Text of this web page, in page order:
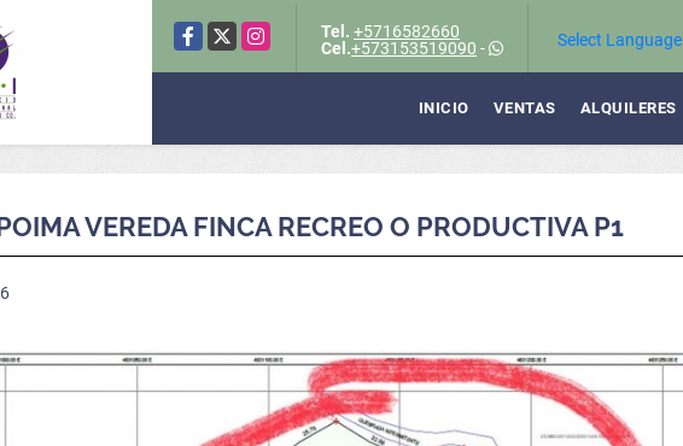
Facebook
X Instagram Tel. +5716582660
Cel.+573153519090 - Select Language
INICIO VENTAS ALQUILERES
VEREDA FINCA RECREO O PRODUCTIVA P1